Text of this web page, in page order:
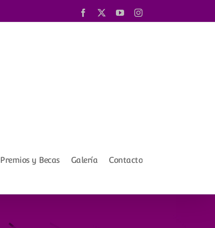
Facebook YouTubeInstagram
Premios y Becas Galería Contacto